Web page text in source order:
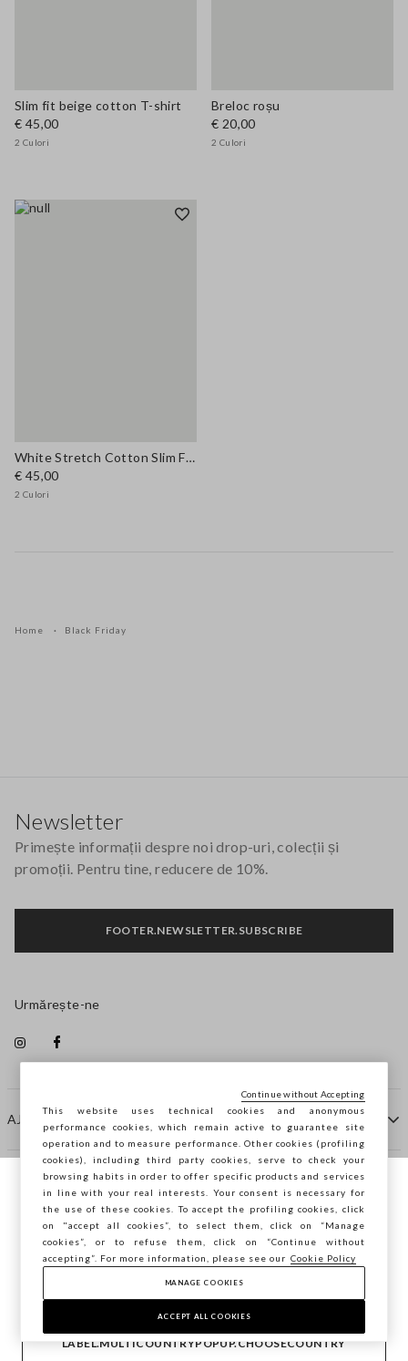
Slim fit beige cotton T-shirt
€ 45,00
2 Culori
Breloc roșu
€ 20,00
2 Culori
White Stretch Cotton Slim Fit T-shirt
€ 45,00
2 Culori
Home Black Friday
AJUTOR
COMPANIE
CONTACTE
Newsletter
Primește informații despre noi drop-uri, colecții și
promoții. Pentru tine, reducere de 10%.
FOOTER.NEWSLETTER.SUBSCRIBE
Urmărește-ne
Copyright © Ovs S.p.A. P.Iva 04240010274 - Cap. Soc.
290.923.470 -2.4.0
Navighezi pe STEFANEL Italia, vrei să
salvezi locația ta?
CONFIRMĂ
LABEL.MULTICOUNTRYPOPUP.CHOOSECOUNTRY
footer.item.country România
This website uses technical cookies and anonymous
performance cookies, which remain active to guarantee site
operation and to measure performance. Other cookies (profiling
cookies), including third party cookies, serve to check your
browsing habits in order to offer specific products and services
in line with your real interests. Your consent is necessary for
the use of these cookies. To accept the profiling cookies, click
on "accept all cookies”, to select them, click on “Manage
cookies”, or to refuse them, click on “Continue without
accepting”. For more information, please see our Cookie Policy
MANAGE COOKIES
ACCEPT ALL COOKIES
Continue without Accepting